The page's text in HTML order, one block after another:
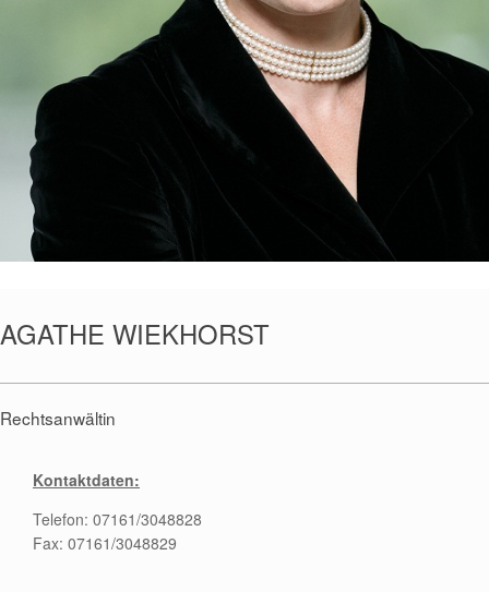
AGATHE WIEKHORST
Rechtsanwältin
Kontaktdaten:
Telefon: 07161/3048828
Fax: 07161/3048829